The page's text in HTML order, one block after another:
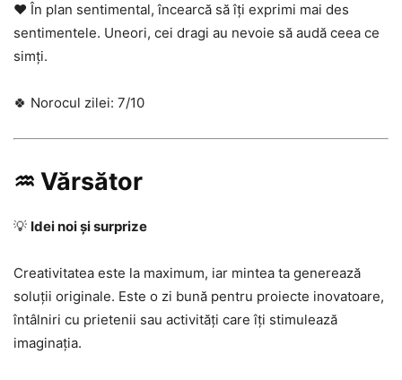
❤️ În plan sentimental, încearcă să îți exprimi mai des
sentimentele. Uneori, cei dragi au nevoie să audă ceea ce
simți.
🍀 Norocul zilei: 7/10
♒ Vărsător
💡 Idei noi și surprize
Creativitatea este la maximum, iar mintea ta generează
soluții originale. Este o zi bună pentru proiecte inovatoare,
întâlniri cu prietenii sau activități care îți stimulează
imaginația.